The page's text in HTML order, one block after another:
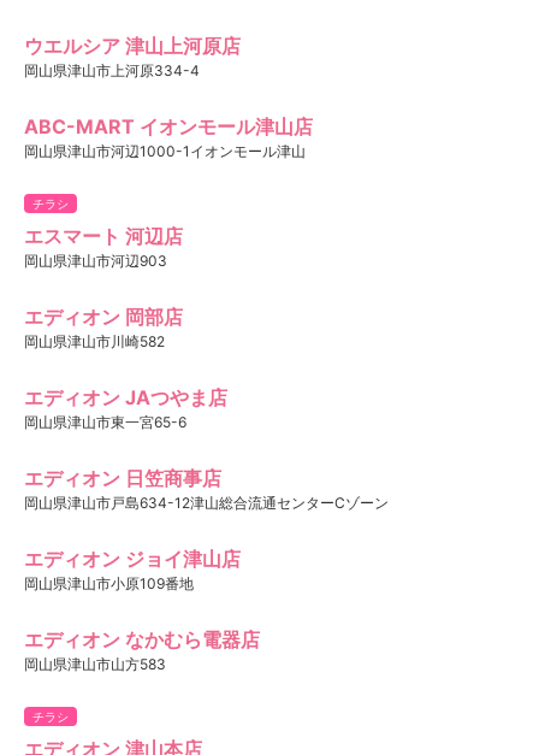
ウエルシア 津山上河原店
岡山県津山市上河原334-4
ABC-MART イオンモール津山店
岡山県津山市河辺1000-1イオンモール津山
チラシ
エスマート 河辺店
岡山県津山市河辺903
エディオン 岡部店
岡山県津山市川崎582
エディオン JAつやま店
岡山県津山市東一宮65-6
エディオン 日笠商事店
岡山県津山市戸島634-12津山総合流通センターCゾーン
エディオン ジョイ津山店
岡山県津山市小原109番地
エディオン なかむら電器店
岡山県津山市山方583
チラシ
エディオン 津山本店